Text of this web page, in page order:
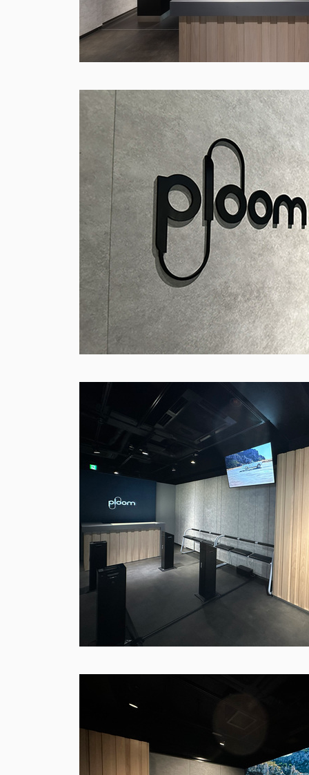
YEAR : 2025-2021 2020-2016 2015-2011
PROJECT : 都市開発 展示会 喫煙所 リーシ
フラッグシップストア ショールーム
FEATURE ALL